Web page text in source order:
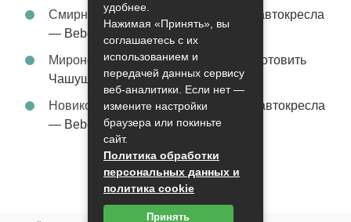
Смирнова Грация
Детские автокресла
— Bebe Confort Moby цвет Orange
Миронов Никифорк записи
Как приготовить
Чашушули
Новикова Ясмина к записи
Детские автокресла
— Bebe Confort Iseos TT цвет Orange
удобнее.
Нажимая «Принять», вы
соглашаетесь с их
использованием и
передачей данных сервису
веб-аналитики. Если нет —
измените настройки
браузера или покиньте
сайт.
Политика обработки
персональных данных и
политика cookie
Принять